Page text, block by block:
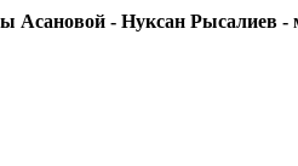
Асановой - Нуксан Рысалиев -